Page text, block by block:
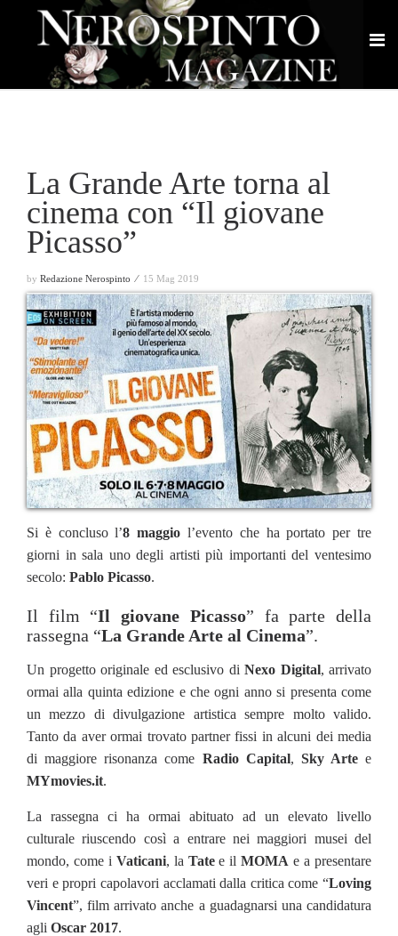
La Grande Arte torna al
cinema con “Il giovane
Picasso”
by Redazione Nerospinto ⁄ 15 Mag 2019
Si è concluso l’8 maggio l’evento che ha portato per tre
giorni in sala uno degli artisti più importanti del ventesimo
secolo: Pablo Picasso.
Il film “Il giovane Picasso” fa parte della
rassegna “La Grande Arte al Cinema”.
Un progetto originale ed esclusivo di Nexo Digital, arrivato
ormai alla quinta edizione e che ogni anno si presenta come
un mezzo di divulgazione artistica sempre molto valido.
Tanto da aver ormai trovato partner fissi in alcuni dei media
di maggiore risonanza come Radio Capital, Sky Artee
MYmovies.it.
La rassegna ci ha ormai abituato ad un elevato livello
culturale riuscendo così a entrare nei maggiori musei del
mondo, come i Vaticani, la Tatee ilMOMA e a presentare
veri e propri capolavori acclamati dalla critica come “Loving
Vincent”, film arrivato anche a guadagnarsi una candidatura
agli Oscar 2017.